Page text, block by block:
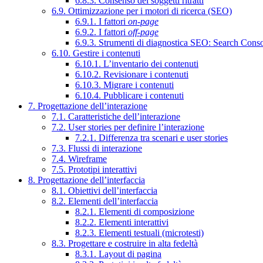
6.9. Ottimizzazione per i motori di ricerca (SEO)
6.9.1. I fattori on-page
6.9.2. I fattori off-page
6.9.3. Strumenti di diagnostica SEO: Search
6.10. Gestire i contenuti
6.10.1. L’inventario dei contenuti
6.10.2. Revisionare i contenuti
6.10.3. Migrare i contenuti
6.10.4. Pubblicare i contenuti
7. Progettazione dell’interazione
7.1. Caratteristiche dell’interazione
7.2. User stories per definire l’interazione
7.2.1. Differenza tra scenari e user stories
7.3. Flussi di interazione
7.4. Wireframe
7.5. Prototipi interattivi
8. Progettazione dell’interfaccia
8.1. Obiettivi dell’interfaccia
8.2. Elementi dell’interfaccia
8.2.1. Elementi di composizione
8.2.2. Elementi interattivi
8.2.3. Elementi testuali (microtesti)
8.3. Progettare e costruire in alta fedeltà
8.3.1. Layout di pagina